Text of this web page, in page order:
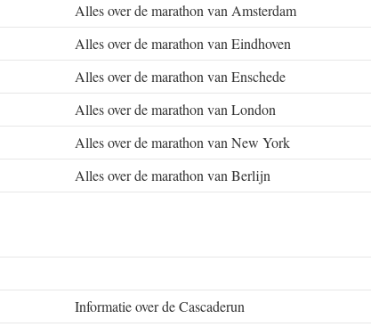
Alles over de marathon van Amsterdam
Alles over de marathon van Eindhoven
Alles over de marathon van Enschede
Alles over de marathon van London
Alles over de marathon van New York
Alles over de marathon van Berlijn
Informatie over de Cascaderun